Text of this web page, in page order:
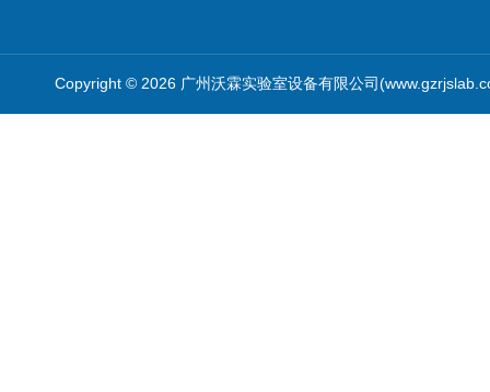
Copyright © 2026 广州沃霖实验室设备有限公司